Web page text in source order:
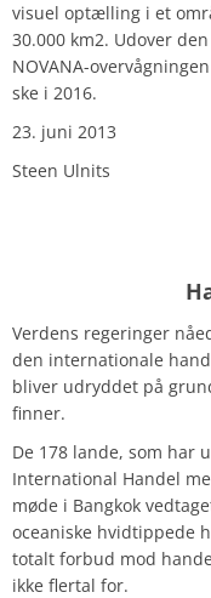
visuel optælling i et
30.000 km2. Udover
NOVANA-
ske i 2016.
23. juni 2013
Steen Ulnits
Verdens regeringer
den internationale
bliver udryddet på
finner.
De 178 lande, som har
International Handel
møde i Bangkok
oceaniske hvidtippede
totalt forbud mod
ikke flertal for.